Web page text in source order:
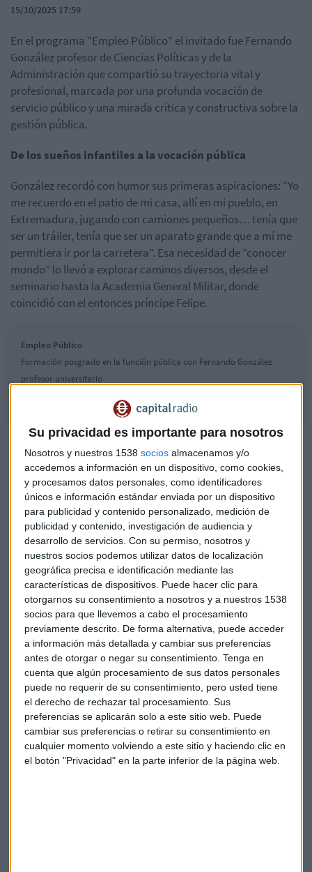
Su privacidad es importante para nosotros
Nosotros y nuestros 1538 socios almacenamos y/o
accedemos a información en un dispositivo, como cookies,
y procesamos datos personales, como identificadores
únicos e información estándar enviada por un dispositivo
para publicidad y contenido personalizado, medición de
publicidad y contenido, investigación de audiencia y
desarrollo de servicios. Con su permiso, nosotros y
nuestros socios podemos utilizar datos de localización
geográfica precisa e identificación mediante las
características de dispositivos. Puede hacer clic para
otorgarnos su consentimiento a nosotros y a nuestros 1538
socios para que llevemos a cabo el procesamiento
previamente descrito. De forma alternativa, puede acceder
a información más detallada y cambiar sus preferencias
antes de otorgar o negar su consentimiento. Tenga en
cuenta que algún procesamiento de sus datos personales
puede no requerir de su consentimiento, pero usted tiene
el derecho de rechazar tal procesamiento. Sus
preferencias se aplicarán solo a este sitio web. Puede
cambiar sus preferencias o retirar su consentimiento en
cualquier momento volviendo a este sitio y haciendo clic en
el botón "Privacidad" en la parte inferior de la página web.
15/10/2025 17:59
En el programa “Empleo Público” el invitado fue Fernando
González profesor de Ciencias Políticas y de la
Administración que compartió su trayectoria vital y
profesional, marcada por una profunda vocación de
servicio público y una mirada crítica y constructiva sobre la
gestión pública.
De los sueños infantiles a la vocación pública
González recordó con humor sus primeras aspiraciones: “Yo
me recuerdo en el patio de mi casa, allí en mi pueblo, en
Extremadura, jugando con camiones pequeños… tenía que
ser un tráiler, tenía que ser un aparato grande que a mí me
permitiera ir por la carretera”. Esa necesidad de “conocer
mundo” lo llevó a explorar caminos diversos, desde el
seminario hasta la Academia General Militar, donde
coincidió con el entonces príncipe Felipe.
Empleo Público
Formación posgrado en la función pública con Fernando González
profesor universitario
Su vocación académica surgió casi por azar: “Un amigo mío
me dice, pues hay una carrera que se llama sociología… me
fui a la biblioteca, saqué un libro de introducción a
sociología y me lo leí en una tarde. Digo, ostias, esto es lo
que yo quiero estudiar”. Ese “flechazo total” lo llevó a
especializarse en ciencias políticas y más tarde a descubrir
su interés por la administración pública.
Formación de posgrado: clave para la evolución del
sector público
El eje central de la entrevista fue la formación de posgrado
en la gestión pública. González fue claro: “La formación,
obviamente no solo en las administraciones públicas, sino
en cualquier empresa, hoy día es necesaria, sobre todo para
ir evolucionando, adaptando las competencias a las
necesidades que tiene la administración”.
Fernando González a los que opositan:
"Mucho ánimo y mucha suerte"